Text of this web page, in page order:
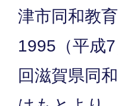
津市同和教
1995（平成
回滋賀県同